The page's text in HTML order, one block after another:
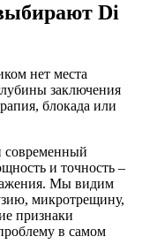
Di
нет места
заключения
блокада или
современный
и точность –
Мы видим
микротрещину,
признаки
в самом